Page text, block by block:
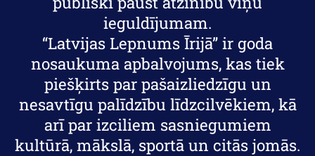
ieguldījumam.
“Latvijas Lepnums Īrijā” ir goda
nosaukuma apbalvojums, kas tiek
piešķirts par pašaizliedzīgu un
nesavtīgu palīdzību līdzcilvēkiem, kā
arī par izciliem sasniegumiem
kultūrā, mākslā, sportā un citās jomās.